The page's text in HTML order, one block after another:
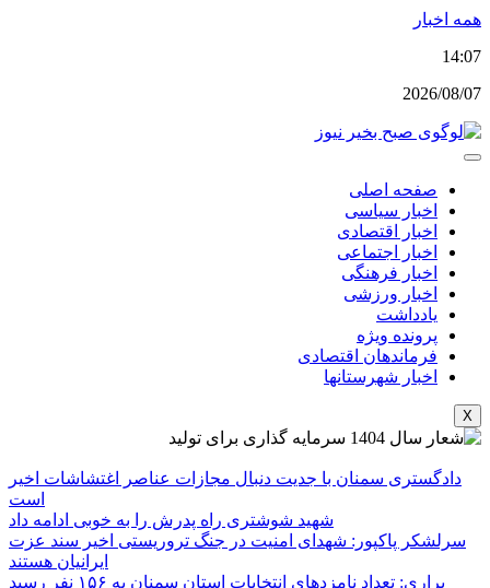
پرش
محتوا
همه اخبار
14:07
2026/08/07
صفحه اصلی
اخبار سیاسی
اخبار اقتصادی
اخبار اجتماعی
اخبار فرهنگی
اخبار ورزشی
یادداشت
پرونده ویژه
فرماندهان اقتصادی
اخبار شهرستانها
X
دادگستری سمنان با جدیت دنبال مجازات عناصر اغتشاشات اخیر
است
شهید شوشتری راه پدرش را به خوبی ادامه داد
سرلشکر پاکپور: شهدای امنیت در جنگ تروریستی اخیر سند عزت
ایرانیان هستند
براری: تعداد نامزدهای انتخابات استان سمنان به ۱۵۶ نفر رسید